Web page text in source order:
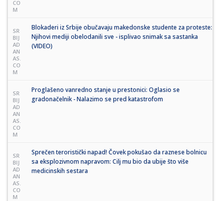
CO
M
SR
BIJ
AD
AN
AS.
CO
M
Blokaderi iz Srbije obučavaju makedonske studente za proteste:
Njihovi mediji obelodanili sve - isplivao snimak sa sastanka
(VIDEO)
SR
BIJ
AD
AN
AS.
CO
M
Proglašeno vanredno stanje u prestonici: Oglasio se
gradonačelnik - Nalazimo se pred katastrofom
SR
BIJ
AD
AN
AS.
CO
M
Sprečen teroristički napad! Čovek pokušao da raznese bolnicu
sa eksplozivnom napravom: Cilj mu bio da ubije što više
medicinskih sestara